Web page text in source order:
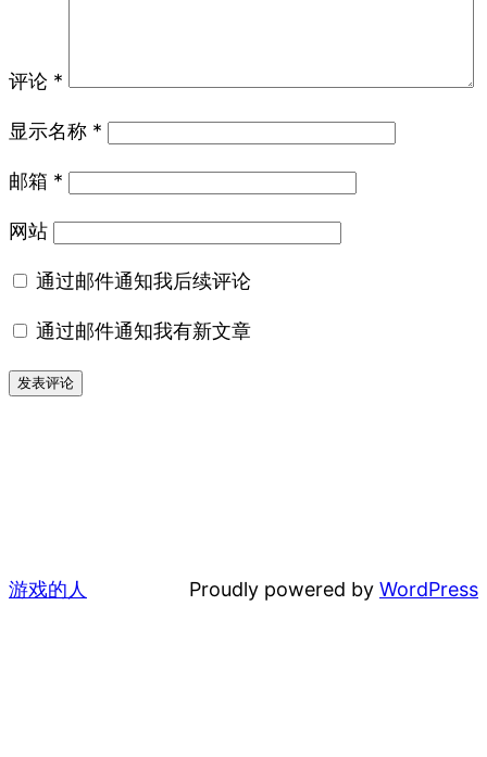
评论 *
显示名称 *
邮箱 *
网站
通过邮件通知我后续评论
通过邮件通知我有新文章
游戏的人 Proudly powered by WordPress